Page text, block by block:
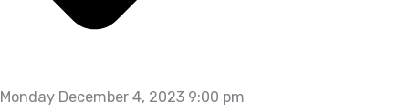
Monday December 4, 2023 9:00 pm